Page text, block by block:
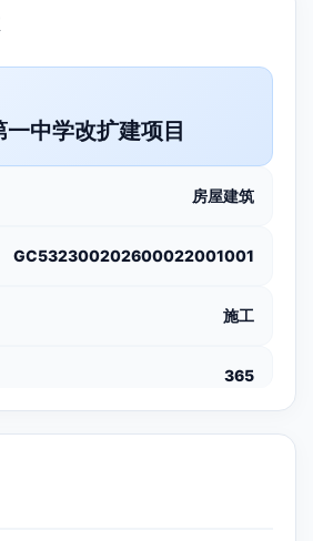
中学改扩建项目
房屋建筑
GC532300202600022001001
施工
365